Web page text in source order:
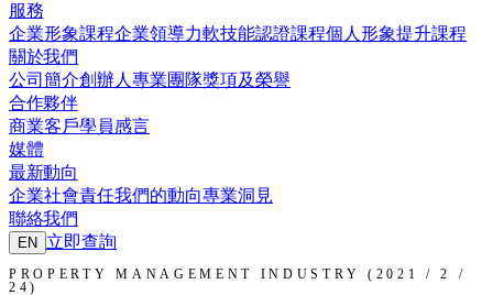
服務
企業形象課程企業領導力軟技能認證課程個人形象提升課程
關於我們
公司簡介創辦人 專業團隊獎項及榮譽
合作夥伴
商業客戶學員感言
媒體
最新動向
企業社會責任我們的動向專業洞見
聯絡我們
EN 立即查詢
PROPERTY MANAGEMENT INDUSTRY (2021 / 2 /
24)